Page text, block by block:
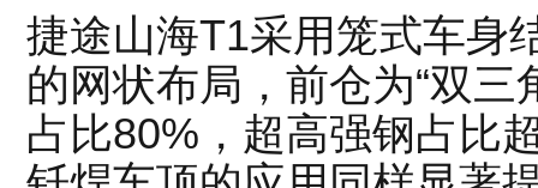
捷途山海T1采用笼式车身
的网状布局，前仓为“双
占比80%，超高强钢占比